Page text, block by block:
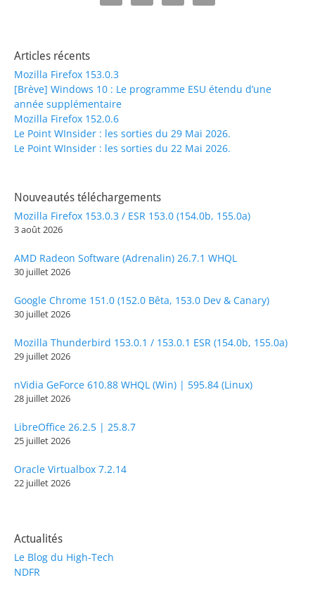
Articles récents
Mozilla Firefox 153.0.3
[Brève] Windows 10 : Le programme ESU étendu d’une
année supplémentaire
Mozilla Firefox 152.0.6
Le Point WInsider : les sorties du 29 Mai 2026.
Le Point WInsider : les sorties du 22 Mai 2026.
Nouveautés téléchargements
Mozilla Firefox 153.0.3 / ESR 153.0 (154.0b, 155.0a)
3 août 2026
AMD Radeon Software (Adrenalin) 26.7.1 WHQL
30 juillet 2026
Google Chrome 151.0 (152.0 Bêta, 153.0 Dev & Canary)
30 juillet 2026
Mozilla Thunderbird 153.0.1 / 153.0.1 ESR (154.0b, 155.0a)
29 juillet 2026
nVidia GeForce 610.88 WHQL (Win) | 595.84 (Linux)
28 juillet 2026
LibreOffice 26.2.5 | 25.8.7
25 juillet 2026
Oracle Virtualbox 7.2.14
22 juillet 2026
Actualités
Le Blog du High-Tech
NDFR